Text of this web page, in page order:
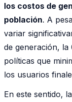
los costos de
población. A
variar
de generación, la
políticas que
los usuarios
En este sentido,